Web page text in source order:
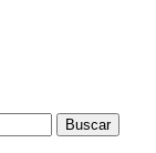
Buscar